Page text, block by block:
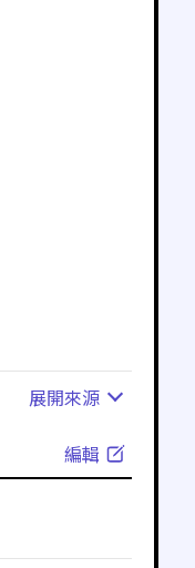
展開來源
編輯